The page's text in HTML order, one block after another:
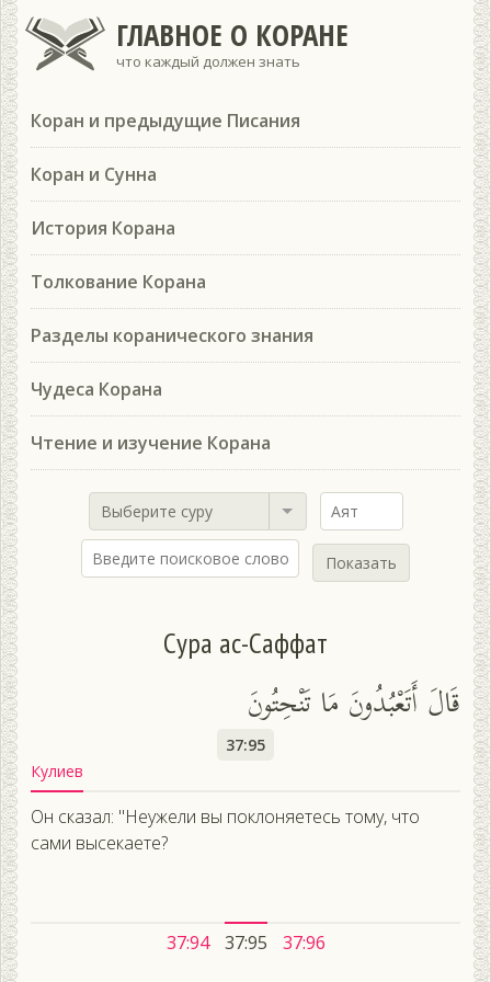
ГЛАВНОЕ О КОРАНЕ
что каждый должен знать
Коран и предыдущие Писания
Коран и Сунна
История Корана
Толкование Корана
Разделы коранического знания
Чудеса Корана
Чтение и изучение Корана
Выберите суру
Показать
Сура ас-Саффат
قَالَ أَتَعْبُدُونَ مَا تَنْحِتُونَ
37:95
Кулиев
Он сказал: "Неужели вы поклоняетесь тому, что
сами высекаете?
37:94 37:95 37:96